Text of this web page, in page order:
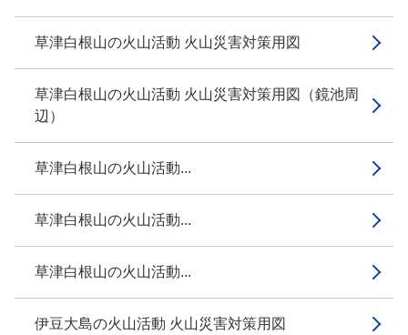
草津白根山の火山活動 火山災害対策用図
草津白根山の火山活動 火山災害対策用図（鏡池周
辺）
草津白根山の火山活動...
草津白根山の火山活動...
草津白根山の火山活動...
伊豆大島の火山活動 火山災害対策用図